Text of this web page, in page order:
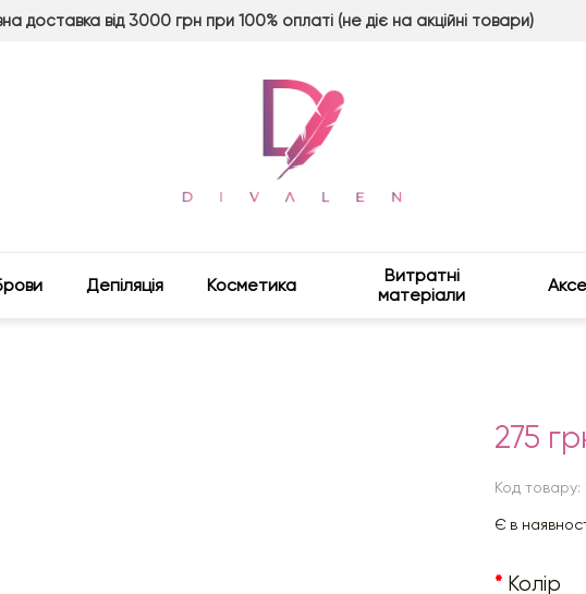
доставка від 3000 грн при 100% оплаті (не діє на акційні товари)
Депіляція Косметика
Витратні
матеріали
275
Код товару:
Є в
Колір